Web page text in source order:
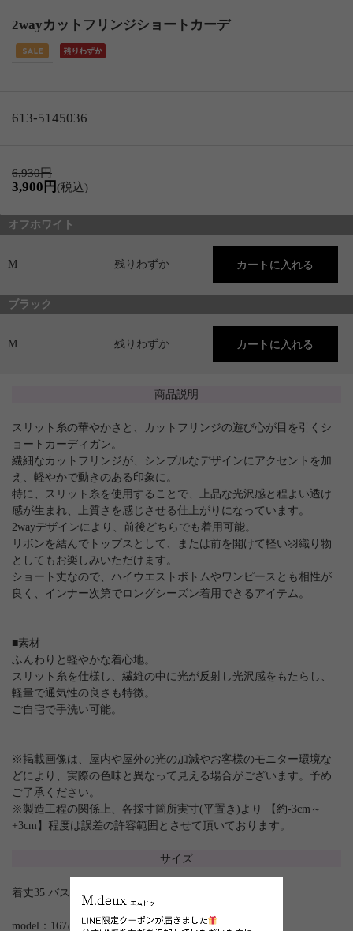
2wayカットフリンジショートカーデ
613-5145036
6,930円
3,900円(税込)
オフホワイト
M 残りわずか
ブラック
M 残りわずか
商品説明
スリット糸の華やかさと、カットフリンジの遊び心が目を引くシ
ョートカーディガン。
繊細なカットフリンジが、シンプルなデザインにアクセントを加
え、軽やかで動きのある印象に。
特に、スリット糸を使用することで、上品な光沢感と程よい透け
感が生まれ、上質さを感じさせる仕上がりになっています。
2wayデザインにより、前後どちらでも着用可能。
リボンを結んでトップスとして、または前を開けて軽い羽織り物
としてもお楽しみいただけます。
ショート丈なので、ハイウエストボトムやワンピースとも相性が
良く、インナー次第でロングシーズン着用できるアイテム。
■素材
ふんわりと軽やかな着心地。
スリット糸を仕様し、繊維の中に光が反射し光沢感をもたらし、
軽量で通気性の良さも特徴。
ご自宅で手洗い可能。
※掲載画像は、屋内や屋外の光の加減やお客様のモニター環境な
どにより、実際の色味と異なって見える場合がございます。予め
ご了承ください。
※製造工程の関係上、各採寸箇所実寸(平置き)より 【約-3cm～
+3cm】程度は誤差の許容範囲とさせて頂いております。
サイズ
着丈35 バスト158 肩幅37 袖丈52
model：167㎝